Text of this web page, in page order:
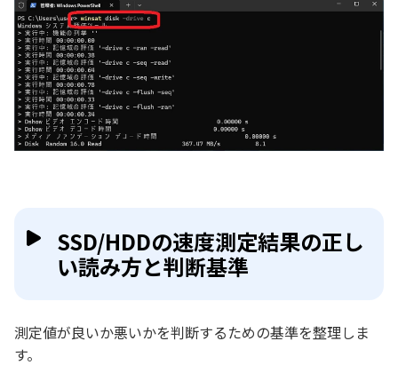
SSD/HDDの速度測定結果の正し
い読み方と判断基準
測定値が良いか悪いかを判断するための基準を整理しま
す。